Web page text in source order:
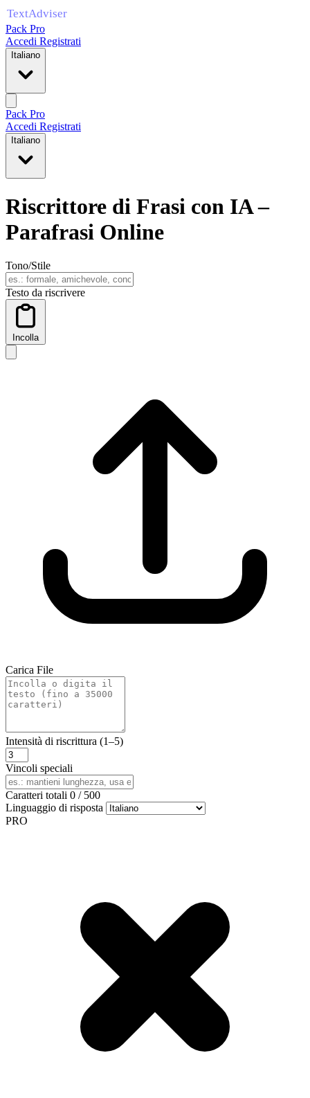
Pack Pro
Accedi Registrati
Italiano
Pack Pro
Accedi Registrati
Italiano
Riscrittore di Frasi con IA –
Parafrasi Online
Tono/Stile
Testo da riscrivere
Incolla
Carica File
Intensità di riscrittura (1–5)
Vincoli speciali
Caratteri totali 0 / 500
Linguaggio di risposta
PRO